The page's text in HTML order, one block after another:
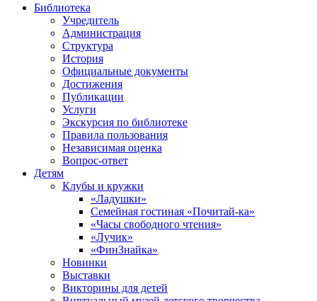
Библиотека
Учредитель
Администрация
Структура
История
Официальные документы
Достижения
Публикации
Услуги
Экскурсия по библиотеке
Правила пользования
Независимая оценка
Вопрос-ответ
Детям
Клубы и кружки
«Ладушки»
Семейная гостиная «Почитай-ка»
«Часы свободного чтения»
«Лучик»
«ФинЗнайка»
Новинки
Выставки
Викторины для детей